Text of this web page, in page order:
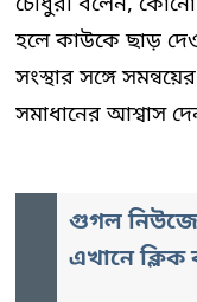
হলে কাউকে ছাড়
সংস্থার সঙ্গে
সমাধানের আশ্বাস
গুগল নিউজে
এখানে